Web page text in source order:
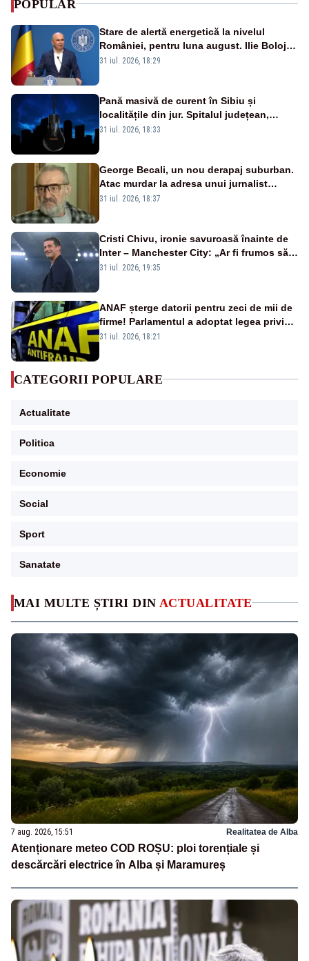
MAI MULTE ȘTIRI DIN ACTUALITATE
7 aug. 2026, 15:51 Realitatea de Alba
Atenționare meteo COD ROȘU: ploi torențiale și
descărcări electrice în Alba și Maramureș
POPULAR
Stare de alertă energetică la nivelul
României, pentru luna august. Ilie Bolojan
a anunțat importuri și posibile restricții –
31 iul. 2026, 18:29
Pană masivă de curent în Sibiu și
localitățile din jur. Spitalul județean,
semafoarele, rețelele de telefonie, grav
31 iul. 2026, 18:33
George Becali, un nou derapaj suburban.
Atac murdar la adresa unui jurnalist
sportiv – AUDIO
31 iul. 2026, 18:37
Cristi Chivu, ironie savuroasă înainte de
Inter – Manchester City: „Ar fi frumos să
mai cumpărați și de la noi”
31 iul. 2026, 19:35
ANAF șterge datorii pentru zeci de mii de
firme! Parlamentul a adoptat legea privind
amnistia fiscală
31 iul. 2026, 18:21
CATEGORII POPULARE
Actualitate
Politica
Economie
Social
Sport
Sanatate